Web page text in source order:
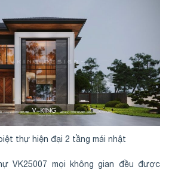
thự hiện đại 2 tầng mái nhật
VK25007 mọi không gian đều được